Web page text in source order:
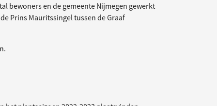
bewoners en de gemeente Nijmegen gewerkt
Prins Mauritssingel tussen de Graaf